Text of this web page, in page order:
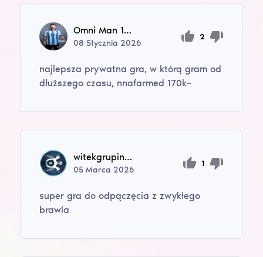
Omni Man 1488
08Stycznia 2026
2
najlepsza prywatna gra, w którą gram od
dłuższego czasu, nnafarmed 170k~
witekgrupinski
05Marca 2026
1
super gra do odpączęcia z zwykłego
brawla